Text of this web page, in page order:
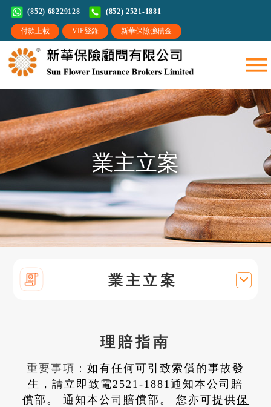
(852) 68229128 (852) 2521-1881
業主立案
業主立案
理賠指南
重要事項： 如有任何可引致索償的事故發
生，請立即致電2521-1881通知本公司賠
償部。 通知本公司賠償部。 您亦可提供保